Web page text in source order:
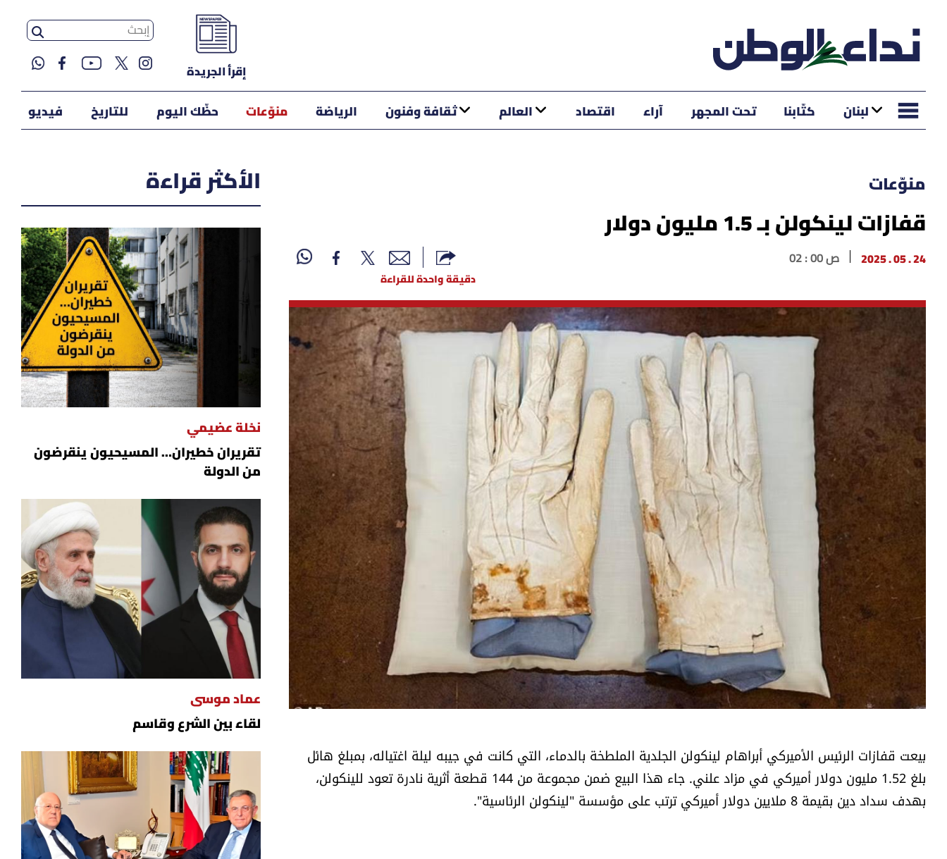
إقرأ الجريدة
لبنان كتّابنا تحت المجهر آراء اقتصاد العالم ثقافة وفنون الرياضة منوّعات حظّك اليوم للتاريخ فيديو
منوّعات
قفازات لينكولن بـ 1.5 مليون دولار
24 . 05 . 2025 02 : 00 ص
دقيقة واحدة للقراءة
بيعت قفازات الرئيس الأميركي أبراهام لينكولن الجلدية الملطخة بالدماء، التي كانت في جيبه ليلة اغتياله، بمبلغ هائل
بلغ 1.52 مليون دولار أميركي في مزاد علني. جاء هذا البيع ضمن مجموعة من 144 قطعة أثرية نادرة تعود للينكولن،
بهدف سداد دين بقيمة 8 ملايين دولار أميركي ترتب على مؤسسة "لينكولن الرئاسية".
الأكثر قراءة
نخلة عضيمي
تقريران خطيران… المسيحيون ينقرضون
من الدولة
عماد موسى
لقاء بين الشرع وقاسم